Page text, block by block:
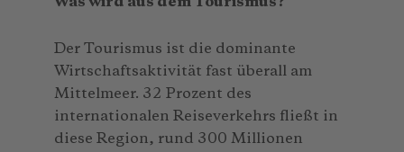
Der Tourismus ist die dominante
Wirtschaftsaktivität fast überall am
Mittelmeer. 32 Prozent des
internationalen Reiseverkehrs fließt in
diese Region, rund 300 Millionen